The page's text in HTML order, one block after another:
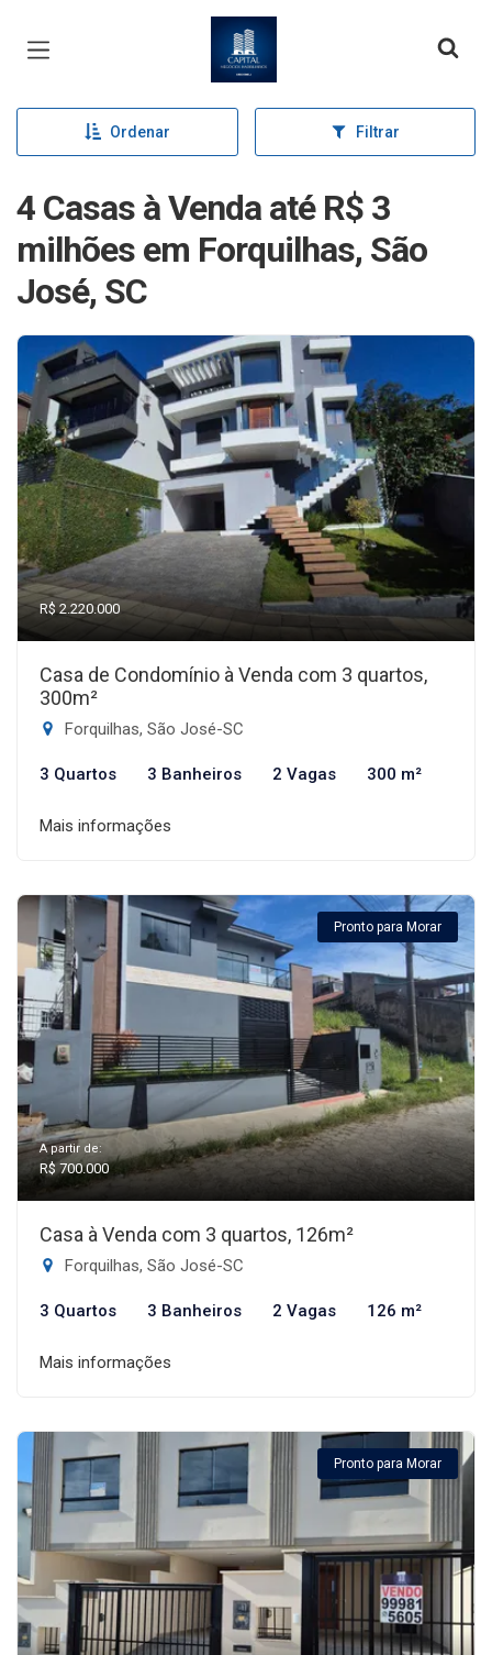
Página inicial
Ordenar Filtrar
4 Casas à Venda até R$ 3
milhões em Forquilhas, São
José, SC
R$ 2.220.000
Casa de Condomínio à Venda com 3 quartos,
300m²
Forquilhas, São José-SC
3 Quartos 3 Banheiros 2 Vagas 300 m²
Mais informações
Pronto para Morar
A partir de:
R$ 700.000
Casa à Venda com 3 quartos, 126m²
Forquilhas, São José-SC
3 Quartos 3 Banheiros 2 Vagas 126 m²
Mais informações
Pronto para Morar